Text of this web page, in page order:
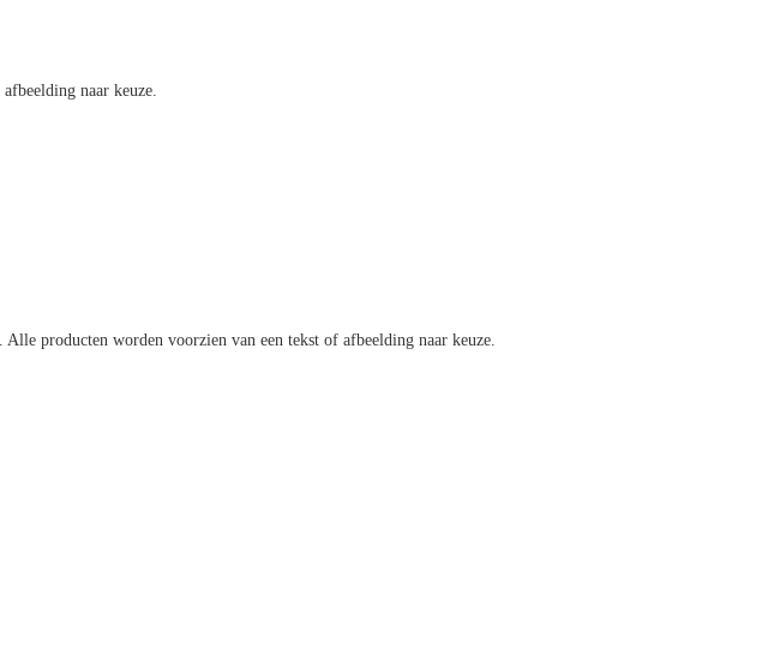
naar keuze.
producten worden voorzien van een tekst of afbeelding naar keuze.